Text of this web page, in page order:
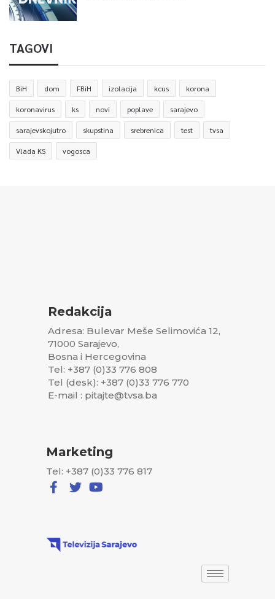
TAGOVI
BiH dom FBiH izolacija kcus korona
koronavirus ks novi poplave sarajevo
sarajevskojutro skupstina srebrenica test tvsa
Vlada KS vogosca
Redakcija
Adresa: Bulevar Meše Selimovića 12,
71000 Sarajevo,
Bosna i Hercegovina
Tel: +387 (0)33 776 808
Tel (desk): +387 (0)33 776 770
E-mail : pitajte@tvsa.ba
Marketing
Tel: +387 (0)33 776 817